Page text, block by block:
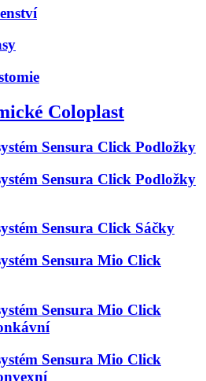
Coloplast
Sensura Click Podložky
Sensura Click Podložky
Sensura Click Sáčky
Sensura Mio Click
Sensura Mio Click
Sensura Mio Click